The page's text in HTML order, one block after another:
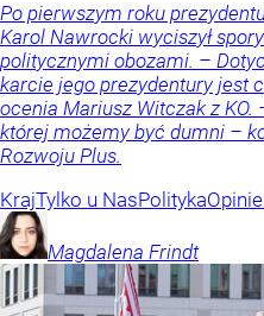
Po pierwszym roku
Karol Nawrocki wyciszył
politycznymi obozami. –
karcie jego prezydentury jest
ocenia Mariusz Witczak z KO.
której możemy być dumni –
Rozwoju Plus.
KrajTylko u NasPolityka
Magdalena Frindt